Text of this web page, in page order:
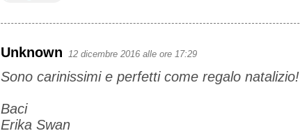
Unknown 12 dicembre 2016 alle ore 17:29
Sono carinissimi e perfetti come regalo natalizio!
Baci
Erika Swan